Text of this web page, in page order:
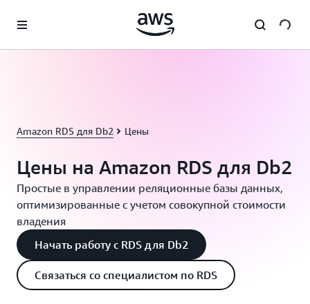
Перейти к главному контенту
Amazon RDS для Db2 Цены
Цены на Amazon RDS для Db2
Простые в управлении реляционные базы данных,
оптимизированные с учетом совокупной стоимости
владения
Начать работу с RDS для Db2
Связаться со специалистом по RDS